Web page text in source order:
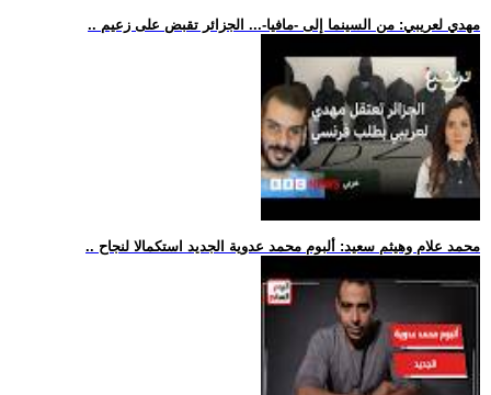
.. مهدي لعريبي: من السينما إلى -مافيا-... الجزائر تقبض على زعيم
.. محمد علام وهيثم سعيد: ألبوم محمد عدوية الجديد استكمالا لنجاح